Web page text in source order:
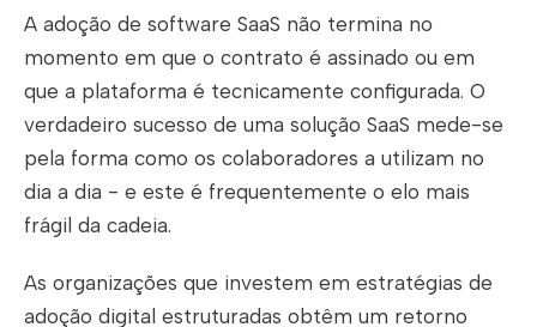
A adoção de software SaaS não termina no
momento em que o contrato é assinado ou em
que a plataforma é tecnicamente configurada. O
verdadeiro sucesso de uma solução SaaS mede-se
pela forma como os colaboradores a utilizam no
dia a dia - e este é frequentemente o elo mais
frágil da cadeia.
As organizações que investem em estratégias de
adoção digital estruturadas obtêm um retorno